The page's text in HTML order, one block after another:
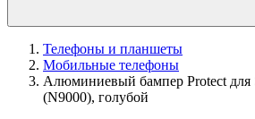
Телефоны и планшеты
Мобильные телефоны
Алюминиевый бампер Protect для
(N9000), голубой